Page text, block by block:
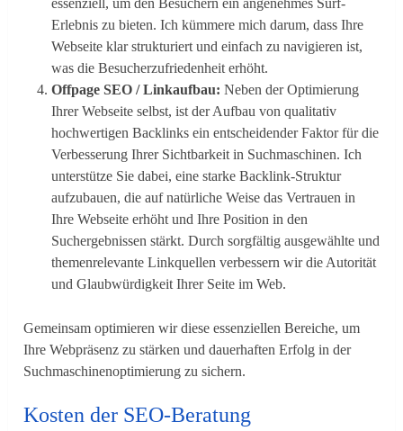
essenziell, um den Besuchern ein angenehmes Surf-
Erlebnis zu bieten. Ich kümmere mich darum, dass Ihre
Webseite klar strukturiert und einfach zu navigieren ist,
was die Besucherzufriedenheit erhöht.
Offpage SEO / Linkaufbau: Neben der Optimierung
Ihrer Webseite selbst, ist der Aufbau von qualitativ
hochwertigen Backlinks ein entscheidender Faktor für die
Verbesserung Ihrer Sichtbarkeit in Suchmaschinen. Ich
unterstütze Sie dabei, eine starke Backlink-Struktur
aufzubauen, die auf natürliche Weise das Vertrauen in
Ihre Webseite erhöht und Ihre Position in den
Suchergebnissen stärkt. Durch sorgfältig ausgewählte und
themenrelevante Linkquellen verbessern wir die Autorität
und Glaubwürdigkeit Ihrer Seite im Web.
Gemeinsam optimieren wir diese essenziellen Bereiche, um
Ihre Webpräsenz zu stärken und dauerhaften Erfolg in der
Suchmaschinenoptimierung zu sichern.
Kosten der SEO-Beratung